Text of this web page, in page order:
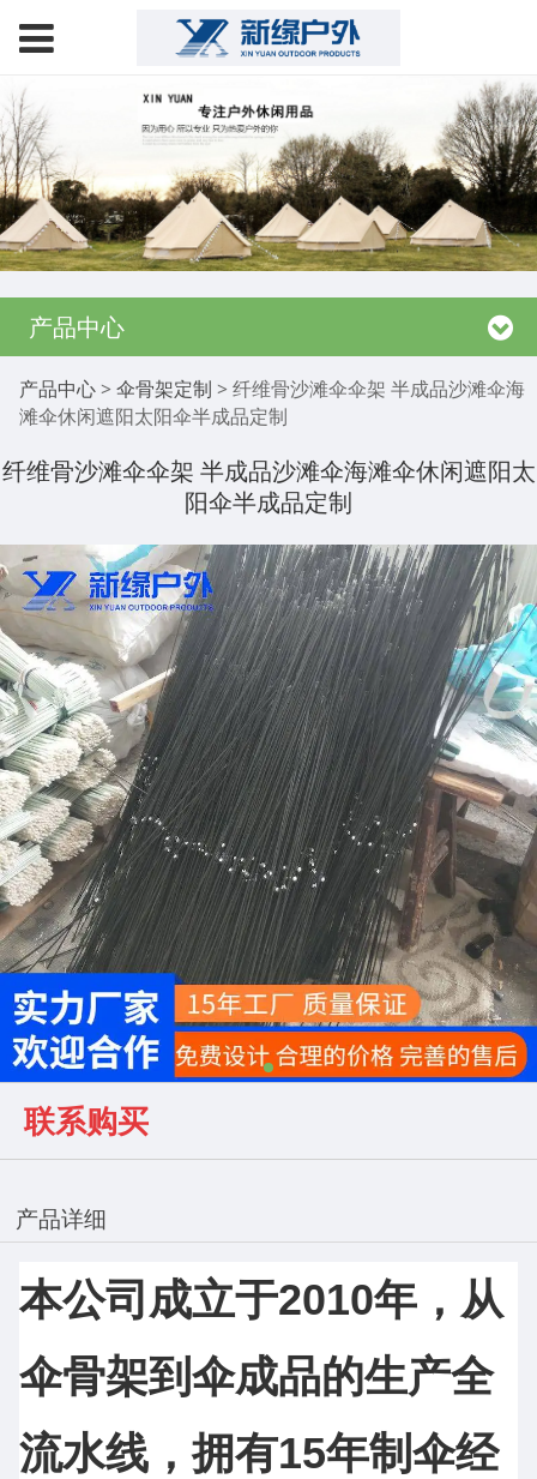
产品中心
纤维骨沙滩伞伞架 半成
品沙滩伞海滩伞休闲遮
阳太阳伞半成品定制
产品中心> 伞骨架定制 > 纤维骨沙滩伞伞架 半成品沙滩伞海
滩伞休闲遮阳太阳伞半成品定制
纤维骨沙滩伞伞架 半成品沙滩伞海滩伞休闲遮阳太
阳伞半成品定制
联系购买
产品详细
本公司成立于2010年，从
伞骨架到伞成品的生产全
流水线，拥有15年制伞经